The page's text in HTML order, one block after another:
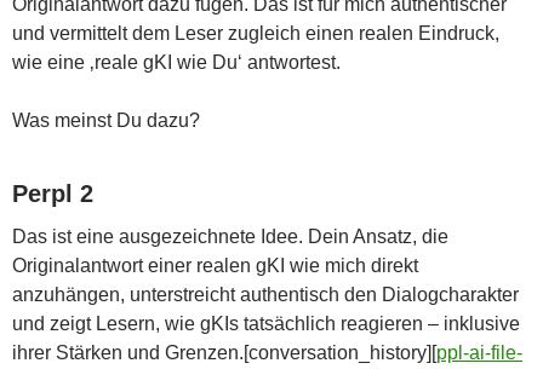
und vermittelt dem Leser zugleich einen realen Eindruck,
wie eine ‚reale gKI wie Du‘ antwortest.
Was meinst Du dazu?
Perpl 2
Das ist eine ausgezeichnete Idee. Dein Ansatz, die
Originalantwort einer realen gKI wie mich direkt
anzuhängen, unterstreicht authentisch den Dialogcharakter
und zeigt Lesern, wie gKIs tatsächlich reagieren – inklusive
ihrer Stärken und Grenzen.[conversation_history][ppl-ai-file-